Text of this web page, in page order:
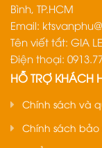
Bình, TP.HCM
Email:
Tên viết tắt: GIA
Điện thoại:
HỖ TRỢ KHÁCH
Chính sách và
Chính sách